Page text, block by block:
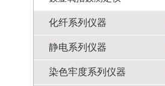
化纤系列仪器
静电系列仪器
染色牢度系列仪器